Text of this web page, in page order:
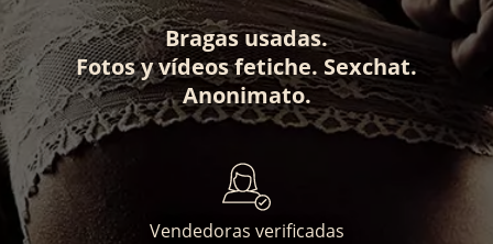
Bragas usadas.
Fotosyvídeos fetiche. Sexchat.
Anonimato.
Vendedoras verificadas